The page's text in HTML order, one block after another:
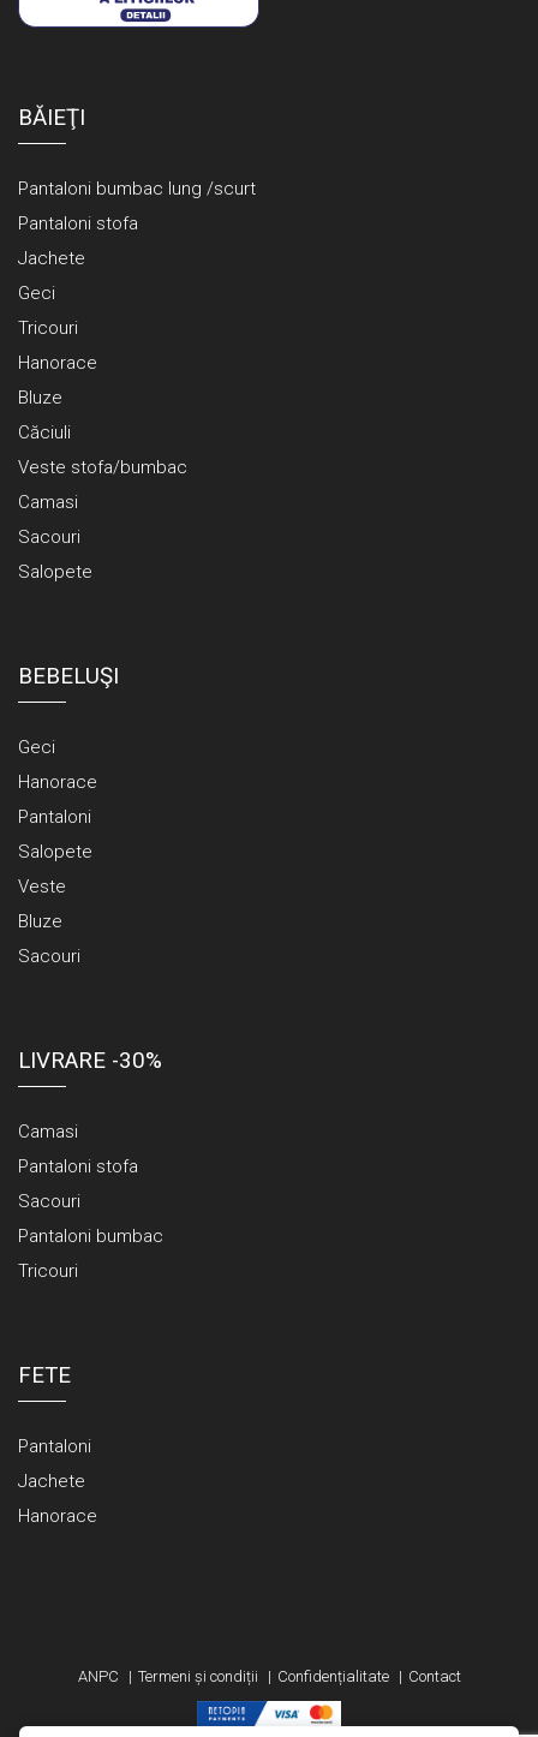
BĂIEŢI
Pantaloni bumbac lung /scurt
Pantaloni stofa
Jachete
Geci
Tricouri
Hanorace
Bluze
Căciuli
Veste stofa/bumbac
Camasi
Sacouri
Salopete
BEBELUŞI
Geci
Hanorace
Pantaloni
Salopete
Veste
Bluze
Sacouri
LIVRARE -30%
Camasi
Pantaloni stofa
Sacouri
Pantaloni bumbac
Tricouri
FETE
Pantaloni
Jachete
Hanorace
ANPC Termeni și condiții Confidențialitate Contact